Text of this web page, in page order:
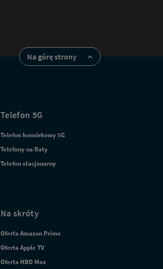
Na górę strony
Telefon 5G
Telefon komórkowy 5G
Telefony na Raty
Telefon stacjonarny
Na skróty
Oferta Amazon Prime
Oferta Apple TV
Oferta HBO Max